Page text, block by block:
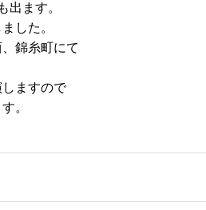
出ます。
した。
錦糸町にて
ますので
。